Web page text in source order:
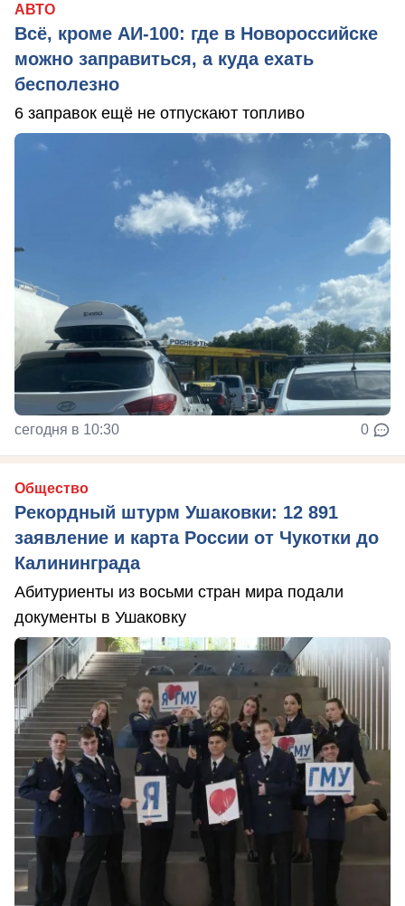
АВТО
Всё, кроме АИ-100: где в Новороссийске
можно заправиться, а куда ехать
бесполезно
6 заправок ещё не отпускают топливо
сегодня в 10:30 0
Общество
Рекордный штурм Ушаковки: 12 891
заявление и карта России от Чукотки до
Калининграда
Абитуриенты из восьми стран мира подали
документы в Ушаковку